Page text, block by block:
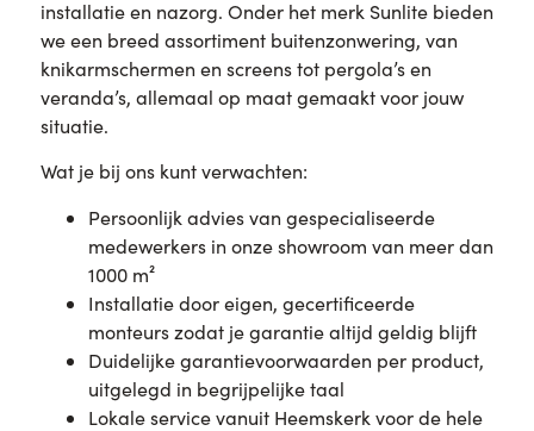
installatie en nazorg. Onder het merk Sunlite bieden
we een breed assortiment buitenzonwering, van
knikarmschermen en screens tot pergola’s en
veranda’s, allemaal op maat gemaakt voor jouw
situatie.
Wat je bij ons kunt verwachten:
Persoonlijk advies van gespecialiseerde
medewerkers in onze showroom van meer dan
1000 m²
Installatie door eigen, gecertificeerde
monteurs zodat je garantie altijd geldig blijft
Duidelijke garantievoorwaarden per product,
uitgelegd in begrijpelijke taal
Lokale service vanuit Heemskerk voor de hele